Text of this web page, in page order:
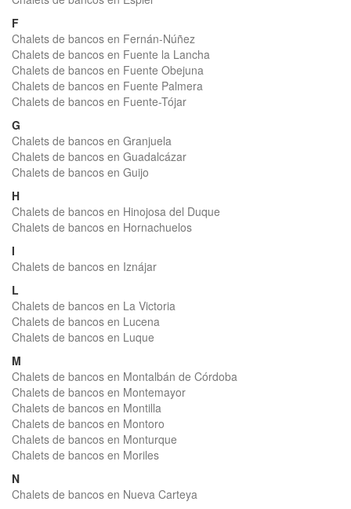
F
Chalets de bancos en Fernán-Núñez
Chalets de bancos en Fuente la Lancha
Chalets de bancos en Fuente Obejuna
Chalets de bancos en Fuente Palmera
Chalets de bancos en Fuente-Tójar
G
Chalets de bancos en Granjuela
Chalets de bancos en Guadalcázar
Chalets de bancos en Guijo
H
Chalets de bancos en Hinojosa del Duque
Chalets de bancos en Hornachuelos
I
Chalets de bancos en Iznájar
L
Chalets de bancos en La Victoria
Chalets de bancos en Lucena
Chalets de bancos en Luque
M
Chalets de bancos en Montalbán de Córdoba
Chalets de bancos en Montemayor
Chalets de bancos en Montilla
Chalets de bancos en Montoro
Chalets de bancos en Monturque
Chalets de bancos en Moriles
N
Chalets de bancos en Nueva Carteya